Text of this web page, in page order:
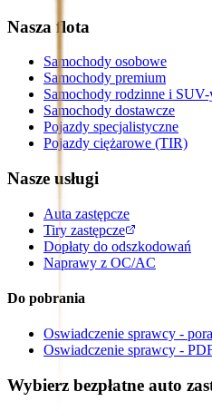
Nasza flota
Samochody osobowe
Samochody premium
Samochody rodzinne i
Samochody dostawcze
Pojazdy specjalistyczne
Pojazdy ciężarowe (TIR)
Nasze usługi
Auta zastępcze
Tiry zastępcze
Dopłaty do odszkodowań
Naprawy z OC/AC
Do pobrania
Oswiadczenie sprawcy -
Oswiadczenie sprawcy -
Wybierz bezpłatne auto